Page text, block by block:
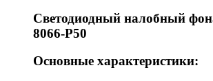
Светодиодный налобный
8066-P50
Основные характеристики: